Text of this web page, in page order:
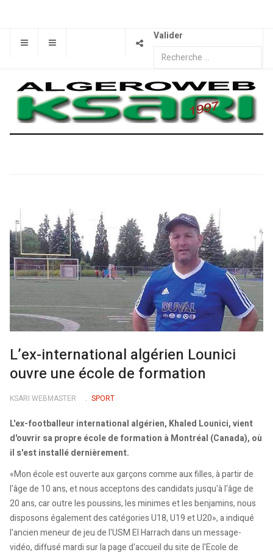
Valider
L’ex-international algérien Lounici
ouvre une école de formation
KSARI WEBMASTER SPORT
L'ex-footballeur international algérien, Khaled Lounici, vient
d'ouvrir sa propre école de formation à Montréal (Canada), où
il s'est installé dernièrement.
«Mon école est ouverte aux garçons comme aux filles, à partir de
l'âge de 10 ans, et nous acceptons des candidats jusqu'à l'âge de
20 ans, car outre les poussins, les minimes et les benjamins, nous
disposons également des catégories U18, U19 et U20», a indiqué
l'ancien meneur de jeu de l'USM El Harrach dans un message-
vidéo, diffusé mardi sur la page d'accueil du site de l'Ecole de